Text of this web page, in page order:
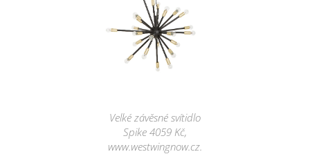
Velké závěsné svítidlo
Spike 4059 Kč,
www.westwingnow.cz.